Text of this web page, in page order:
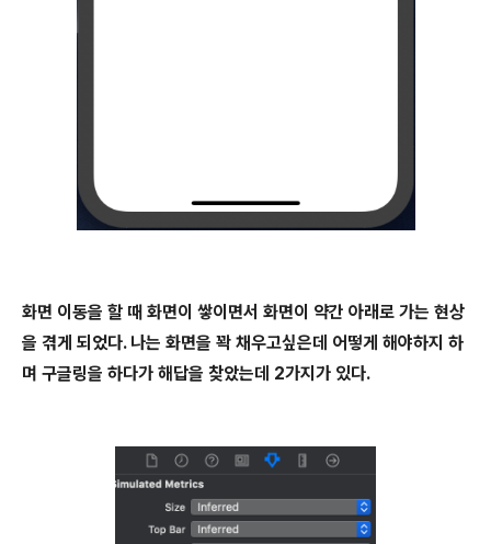
화면 이동을 할 때 화면이 쌓이면서 화면이 약간 아래로 가는 현상
을 겪게 되었다. 나는 화면을 꽉 채우고싶은데 어떻게 해야하지 하
며 구글링을 하다가 해답을 찾았는데 2가지가 있다.